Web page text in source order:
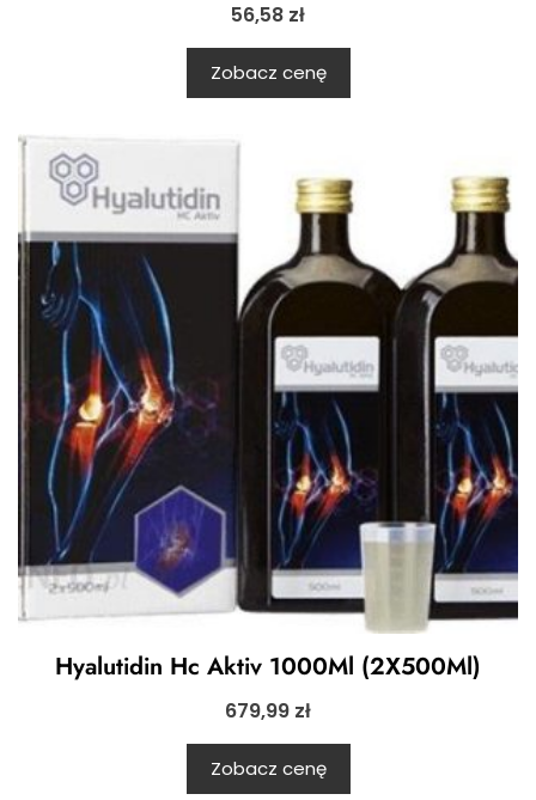
56,58 zł
Zobacz cenę
Hyalutidin Hc Aktiv 1000Ml (2X500Ml)
679,99 zł
Zobacz cenę